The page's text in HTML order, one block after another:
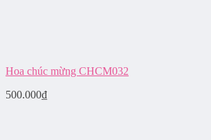
Hoa chúc mừng CHCM032
500.000₫